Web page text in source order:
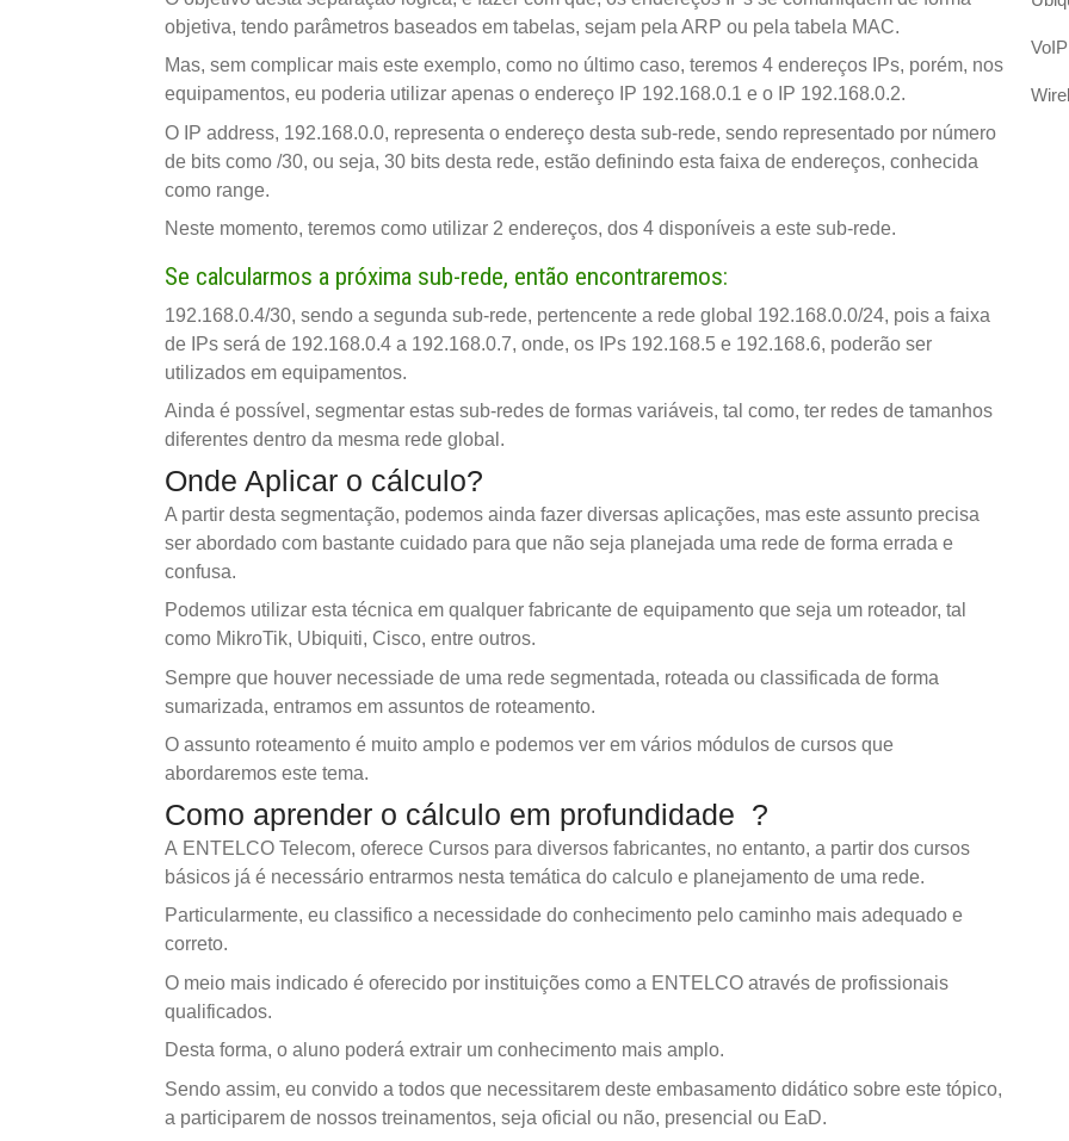
objetiva, tendo parâmetros baseados em tabelas, sejam pela ARP ou pela tabela MAC.
Mas, sem complicar mais este exemplo, como no último caso, teremos 4 endereços IPs, porém, nos
equipamentos, eu poderia utilizar apenas o endereço IP 192.168.0.1 e o IP 192.168.0.2.
O IP address, 192.168.0.0, representa o endereço desta sub-rede, sendo representado por número
de bits como /30, ou seja, 30 bits desta rede, estão definindo esta faixa de endereços, conhecida
como range.
Neste momento, teremos como utilizar 2 endereços, dos 4 disponíveis a este sub-rede.
Se calcularmos a próxima sub-rede, então encontraremos:
192.168.0.4/30, sendo a segunda sub-rede, pertencente a rede global 192.168.0.0/24, pois a faixa
de IPs será de 192.168.0.4 a 192.168.0.7, onde, os IPs 192.168.5 e 192.168.6, poderão ser
utilizados em equipamentos.
Ainda é possível, segmentar estas sub-redes de formas variáveis, tal como, ter redes de tamanhos
diferentes dentro da mesma rede global.
Onde Aplicar o cálculo?
A partir desta segmentação, podemos ainda fazer diversas aplicações, mas este assunto precisa
ser abordado com bastante cuidado para que não seja planejada uma rede de forma errada e
confusa.
Podemos utilizar esta técnica em qualquer fabricante de equipamento que seja um roteador, tal
como MikroTik, Ubiquiti, Cisco, entre outros.
Sempre que houver necessiade de uma rede segmentada, roteada ou classificada de forma
sumarizada, entramos em assuntos de roteamento.
O assunto roteamento é muito amplo e podemos ver em vários módulos de cursos que
abordaremos este tema.
Como aprender o cálculo em profundidade ?
A ENTELCO Telecom, oferece Cursos para diversos fabricantes, no entanto, a partir dos cursos
básicos já é necessário entrarmos nesta temática do calculo e planejamento de uma rede.
Particularmente, eu classifico a necessidade do conhecimento pelo caminho mais adequado e
correto.
O meio mais indicado é oferecido por instituições como a ENTELCO através de profissionais
qualificados.
Desta forma, o aluno poderá extrair um conhecimento mais amplo.
Sendo assim, eu convido a todos que necessitarem deste embasamento didático sobre este tópico,
a participarem de nossos treinamentos, seja oficial ou não, presencial ou EaD.
VoIP